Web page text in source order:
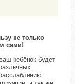
не только
сами!
ребёнок будет